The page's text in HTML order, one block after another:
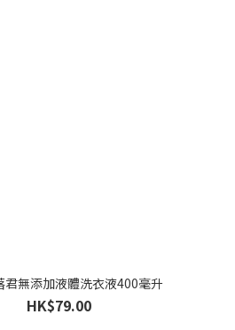
君無添加液體洗衣液400毫升
HK$79.00